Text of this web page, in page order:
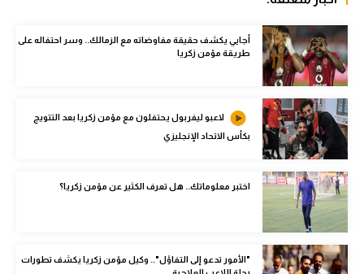
في المونديال
رياضة نسائية
آسيا
أمريكا
ركن الألعاب
أقسام خاصة
Gamers
ميركاتو
أجايي يكشف حقيقة مفاوضاته مع الزمالك.. وسر احتفاله على
طريقة مؤمن زكريا
لاعبو ليفربول يحتفلون مع مؤمن زكريا بعد التتويج
بكأس الاتحاد الإنجليزي
اختبر معلوماتك.. هل تعرف الكثير عن مؤمن زكريا؟
"الأمور تدعو إلى التفاؤل".. وكيل مؤمن زكريا يكشف تطورات